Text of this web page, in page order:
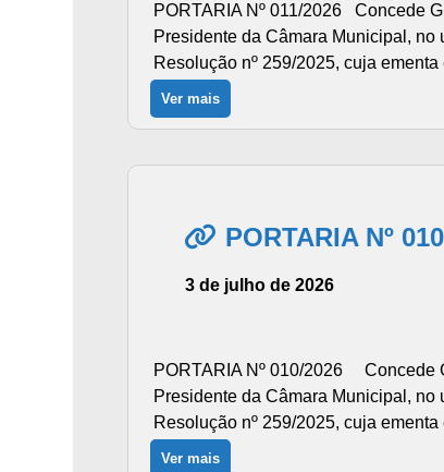
PORTARIA Nº 011/2026 Concede
Presidente da Câmara Municipal,
Resolução nº 259/2025, cuja
Ver mais
PORTARIA Nº
3 de julho de 2026
PORTARIA Nº 010/2026 Concede
Presidente da Câmara Municipal,
Resolução nº 259/2025, cuja
Ver mais